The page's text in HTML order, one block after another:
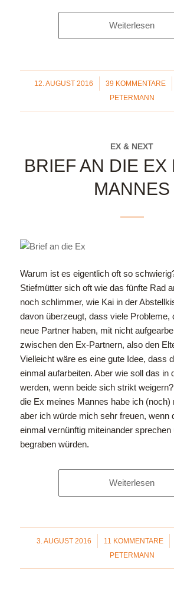
Weiterlesen
12. AUGUST 2016
/ 39 KOMMENTARE
/
PETERMANN
EX & NEXT
BRIEF AN DIE EX
MANNES
Warum ist es eigentlich oft so
Stiefmütter sich oft wie das fünfte Rad
noch schlimmer, wie Kai in der
davon überzeugt, dass viele Probleme,
neue Partner haben, mit nicht
zwischen den Ex-Partnern, also den
Vielleicht wäre es eine gute Idee, dass
einmal aufarbeiten. Aber wie soll das in
werden, wenn beide sich strikt
die Ex meines Mannes habe ich (noch)
aber ich würde mich sehr freuen, wenn
einmal vernünftig miteinander sprechen
begraben würden.
Weiterlesen
3. AUGUST 2016
/ 11 KOMMENTARE
/
PETERMANN